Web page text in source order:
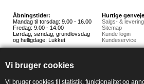
Vi bruger cookies
Vi bruger cookies til statistik, funktionalitet og
Åbningstider:
Mandag til torsdag: 9.00 - 16.00
Fredag: 9.00 - 14.00
Lørdag, søndag, grundlovsdag
og helligdage: Lukket
Hurtige genveje
Salgs- &
Sitemap
Kunde login
Kundeservice
Hunnerupvej 3, 6920 Videbæk
E-mail:salg@hedestoker.dk
PA: